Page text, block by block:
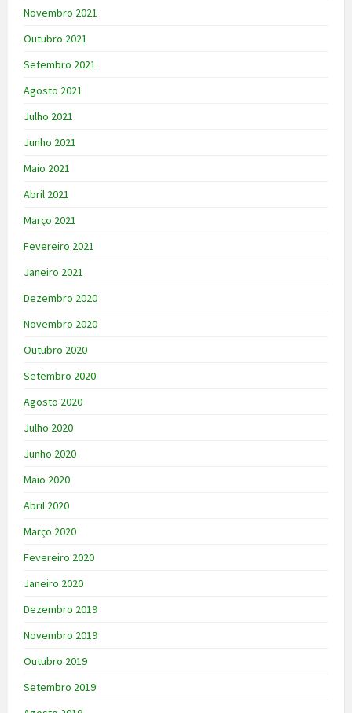
Novembro 2021
Outubro 2021
Setembro 2021
Agosto 2021
Julho 2021
Junho 2021
Maio 2021
Abril 2021
Março 2021
Fevereiro 2021
Janeiro 2021
Dezembro 2020
Novembro 2020
Outubro 2020
Setembro 2020
Agosto 2020
Julho 2020
Junho 2020
Maio 2020
Abril 2020
Março 2020
Fevereiro 2020
Janeiro 2020
Dezembro 2019
Novembro 2019
Outubro 2019
Setembro 2019